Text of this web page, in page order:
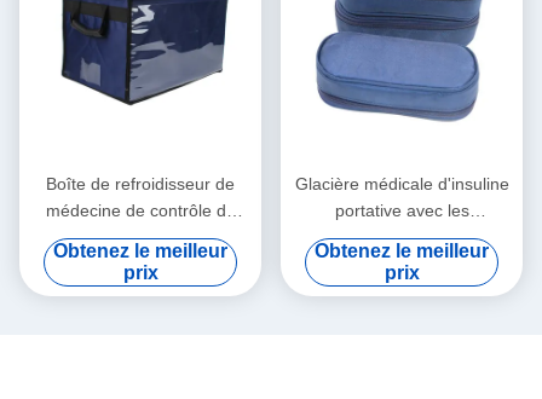
Boîte de refroidisseur de
médecine de contrôle de
température pour le
transport médical de sang
de vaccins
Obtenez le meilleur
prix
Glacière médicale d'insuline
portative avec les
températures
personnalisables faciles à
nettoyer
Obtenez le meilleur
prix